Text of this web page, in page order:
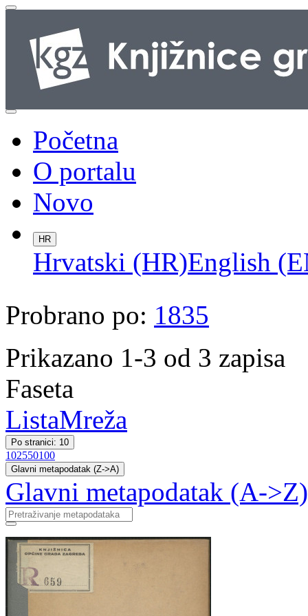
Početna
O portalu
Novo
HR
Hrvatski (HR)English
Probrano po: 1835
Prikazano 1-3 od 3 zapisa
Faseta
ListaMreža
Po stranici: 10
102550100
Glavni metapodatak (Z->A)
Glavni metapodatak (A->Z)